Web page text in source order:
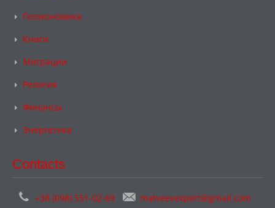
Геоэкономика
Книги
Миграции
Религия
Финансы
Энергетика
Contacts
+38 (098) 551-02-69 matveevexpert@gmail.com